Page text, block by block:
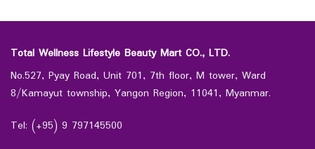
Total Wellness Lifestyle Beauty Mart CO., LTD.
No.527, Pyay Road, Unit 701, 7th floor, M tower, Ward
8/Kamayut township, Yangon Region, 11041, Myanmar.
Tel: (+95) 9 797145500